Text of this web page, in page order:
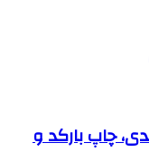
چاپ بارکد و